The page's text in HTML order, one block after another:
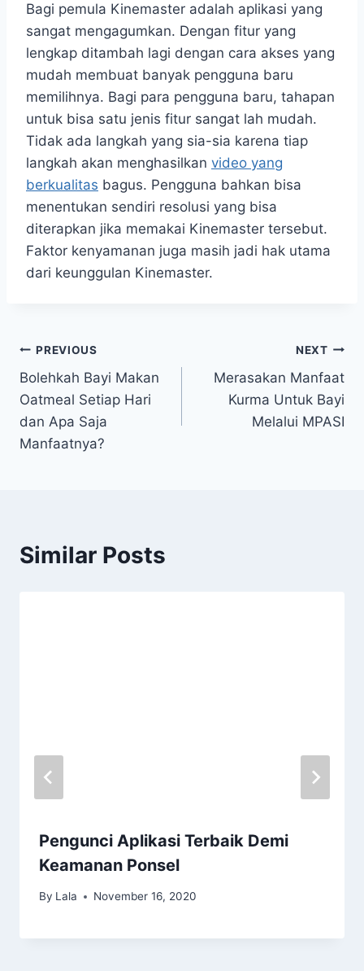
Bagi pemula Kinemaster adalah aplikasi yang
sangat mengagumkan. Dengan fitur yang
lengkap ditambah lagi dengan cara akses yang
mudah membuat banyak pengguna baru
memilihnya. Bagi para pengguna baru, tahapan
untuk bisa satu jenis fitur sangat lah mudah.
Tidak ada langkah yang sia-sia karena tiap
langkah akan menghasilkan video yang
berkualitas bagus. Pengguna bahkan bisa
menentukan sendiri resolusi yang bisa
diterapkan jika memakai Kinemaster tersebut.
Faktor kenyamanan juga masih jadi hak utama
dari keunggulan Kinemaster.
Post
navigation
PREVIOUS
Bolehkah Bayi Makan
Oatmeal Setiap Hari
dan Apa Saja
Manfaatnya?
NEXT
Merasakan Manfaat
Kurma Untuk Bayi
Melalui MPASI
Similar Posts
Pengunci Aplikasi Terbaik Demi
Keamanan Ponsel
By Lala November 16, 2020